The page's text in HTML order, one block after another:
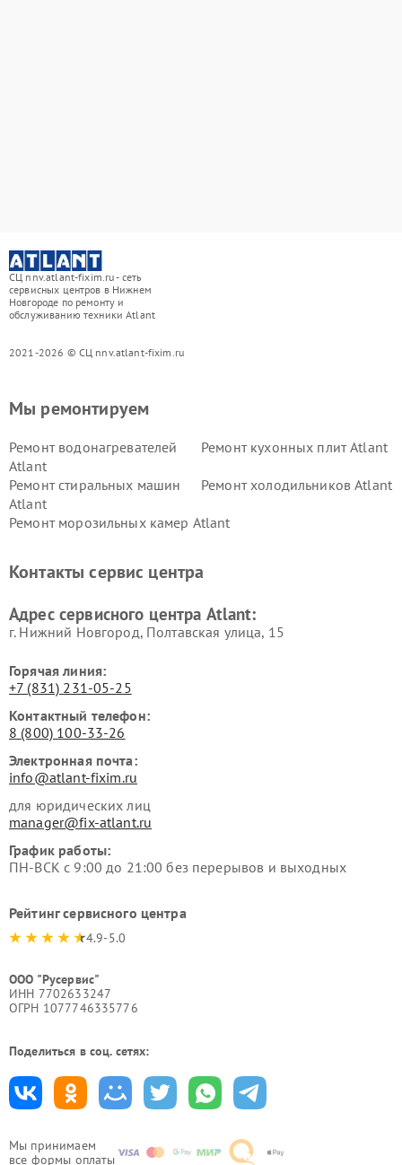
СЦ nnv.atlant-fixim.ru - сеть
сервисных центров в Нижнем
Новгороде по ремонту и
обслуживанию техники Atlant
2021-2026 © СЦ nnv.atlant-fixim.ru
Мы принимаем
все формы оплаты
Мы ремонтируем
Ремонт водонагревателей
Atlant
Ремонт кухонных плит Atlant
Ремонт стиральных машин
Atlant
Ремонт холодильников Atlant
Ремонт морозильных камер Atlant
Контакты сервис центра
Адрес сервисного центра Atlant:
г. Нижний Новгород, Полтавская улица, 15
Горячая линия:
+7 (831) 231-05-25
Контактный телефон:
8 (800) 100-33-26
Электронная почта:
info@atlant-fixim.ru
для юридических лиц
manager@fix-atlant.ru
График работы:
ПН-ВСК с 9:00 до 21:00 без перерывов и выходных
Рейтинг сервисного центра
4.9-5.0
ООО "Русервис"
ИНН 7702633247
ОГРН 1077746335776
Поделиться в соц. сетях: